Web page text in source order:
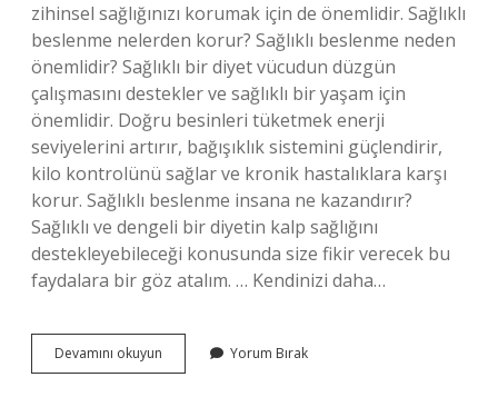
zihinsel sağlığınızı korumak için de önemlidir. Sağlıklı
beslenme nelerden korur? Sağlıklı beslenme neden
önemlidir? Sağlıklı bir diyet vücudun düzgün
çalışmasını destekler ve sağlıklı bir yaşam için
önemlidir. Doğru besinleri tüketmek enerji
seviyelerini artırır, bağışıklık sistemini güçlendirir,
kilo kontrolünü sağlar ve kronik hastalıklara karşı
korur. Sağlıklı beslenme insana ne kazandırır?
Sağlıklı ve dengeli bir diyetin kalp sağlığını
destekleyebileceği konusunda size fikir verecek bu
faydalara bir göz atalım. … Kendinizi daha…
Devamını okuyun
Beslenme
Yorum Bırak